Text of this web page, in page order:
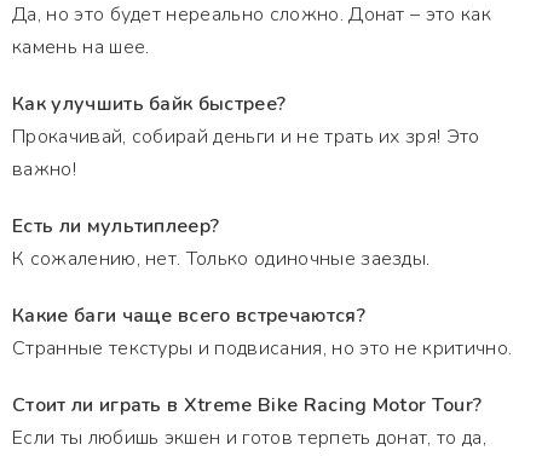
Да, но это будет нереально сложно. Донат – это как
камень на шее.
Как улучшить байк быстрее?
Прокачивай, собирай деньги и не трать их зря! Это
важно!
Есть ли мультиплеер?
К сожалению, нет. Только одиночные заезды.
Какие баги чаще всего встречаются?
Странные текстуры и подвисания, но это не критично.
Стоит ли играть в Xtreme Bike Racing Motor Tour?
Если ты любишь экшен и готов терпеть донат, то да,